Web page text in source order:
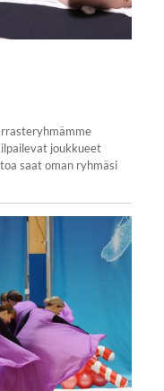
joukkueet
saat oman ryhmäsi